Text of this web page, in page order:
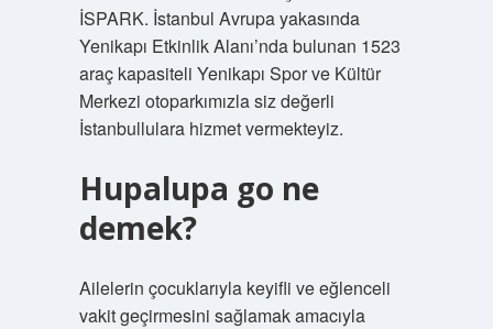
İSPARK. İstanbul Avrupa yakasında
Yenikapı Etkinlik Alanı’nda bulunan 1523
araç kapasiteli Yenikapı Spor ve Kültür
Merkezi otoparkımızla siz değerli
İstanbullulara hizmet vermekteyiz.
Hupalupa go ne
demek?
Ailelerin çocuklarıyla keyifli ve eğlenceli
vakit geçirmesini sağlamak amacıyla